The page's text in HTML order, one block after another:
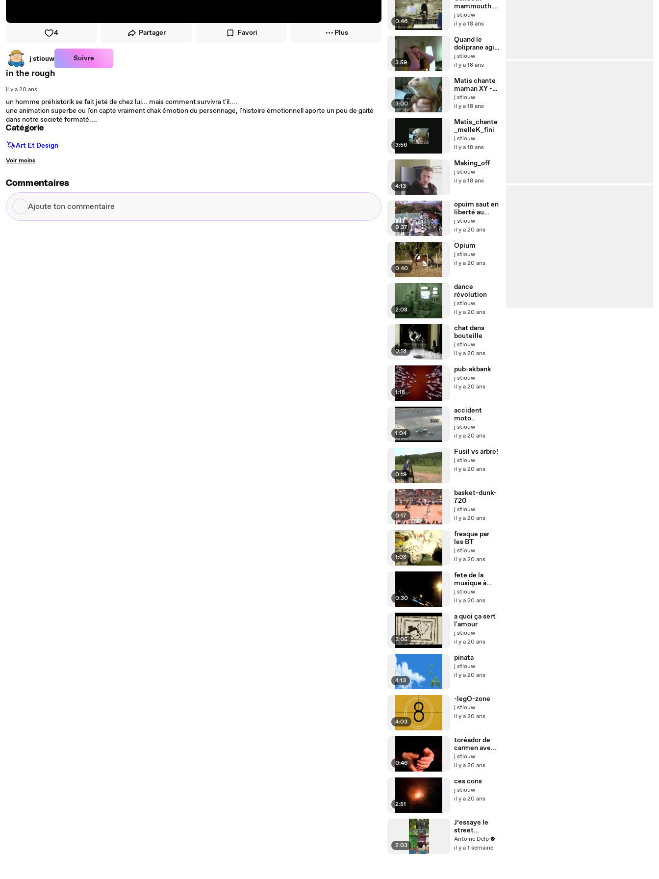
4 Partager Favori Plus
j stiouw Suivre
in the rough
il y a 20 ans
un homme préhistorik se fait jeté de chez lui... mais comment survivra t'il....
une animation superbe ou l'on capte vraiment chak émotion du personnage, l'histoire émotionnell aporte un peu de gaité
dans notre societé formaté....
Catégorie
🦄Art Et Design
Voir moins
Commentaires
Ajoute
ton
0:46
mammouth -
"Extraterrestr
e"
j stiouw
il y a 18 ans
3:59
Quand le
doliprane agit
-
Apocalyptica I
j stiouw
il y a 18 ans
3:00
Matis chante
maman XY -
Mademoiselle
K
j stiouw
il y a 18 ans
3:56
Matis_chante
_melleK_fini
j stiouw
il y a 18 ans
4:13
Making_off
j stiouw
il y a 18 ans
0:37
opuim saut en
liberté au
ralenti
j stiouw
il y a 20 ans
0:40
Opium
j stiouw
il y a 20 ans
2:08
dance
révolution
j stiouw
il y a 20 ans
0:18
chat dans
bouteille
j stiouw
il y a 20 ans
1:18
pub-akbank
j stiouw
il y a 20 ans
1:04
accident
moto..
j stiouw
il y a 20 ans
0:19
Fusil vs arbre!
j stiouw
il y a 20 ans
0:17
basket-dunk-
720
j stiouw
il y a 20 ans
1:08
fresque par
les BT
j stiouw
il y a 20 ans
0:30
fete de la
musique à
nantes
j stiouw
il y a 20 ans
3:05
a quoi ça sert
l'amour
j stiouw
il y a 20 ans
4:13
pinata
j stiouw
il y a 20 ans
4:03
-legO-zone
j stiouw
il y a 20 ans
0:46
toréador de
carmen avec
les mains
j stiouw
il y a 20 ans
2:51
ces cons
j stiouw
il y a 20 ans
2:03
J’essaye le
street
workout !
Antoine Delp
il y a 1 semaine